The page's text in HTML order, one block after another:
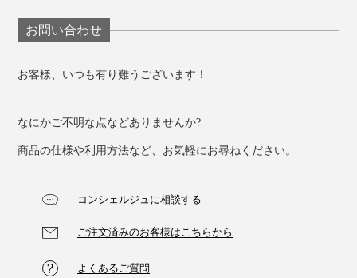
お問い合わせ
お客様、いつも有り難うございます！
なにかご不明な点などありませんか?
商品の仕様や利用方法など、お気軽にお尋ねください。
コンシェルジュに相談する
ご注文済みのお客様はこちらから
よくあるご質問